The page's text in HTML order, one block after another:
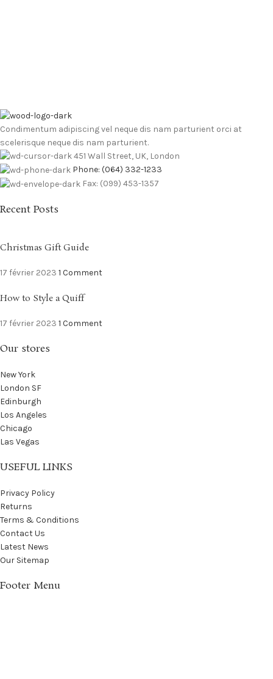
Condimentum adipiscing vel neque dis nam parturient orci at
scelerisque neque dis nam parturient.
451 Wall Street, UK, London
Phone: (064) 332-1233
Fax: (099) 453-1357
Recent Posts
Christmas Gift Guide
17 février 2023 1 Comment
How to Style a Quiff
17 février 2023 1 Comment
Our stores
New York
London SF
Edinburgh
Los Angeles
Chicago
Las Vegas
USEFUL LINKS
Privacy Policy
Returns
Terms & Conditions
Contact Us
Latest News
Our Sitemap
Footer Menu